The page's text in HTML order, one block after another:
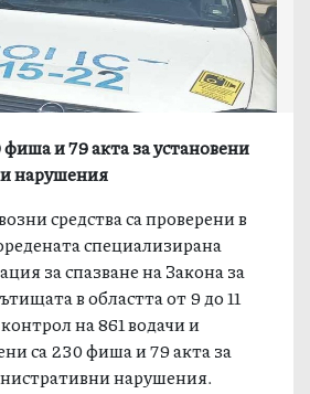
и 79 акта за установени
нарушения
средства са проверени в
специализирана
за спазване на Закона за
в областта от 9 до 11
на 861 водачи и
са 230 фиша и 79 акта за
нарушения.